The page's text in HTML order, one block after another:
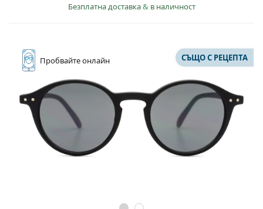
Безплатна доставка& в наличност
Пробвайтеонлайн СЪЩО С РЕЦЕПТА